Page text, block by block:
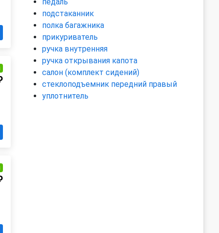
подстаканник
полка багажника
прикуриватель
ручка внутренняя
ручка открывания капота
салон (комплект сидений)
стеклоподъемник передний правый
уплотнитель